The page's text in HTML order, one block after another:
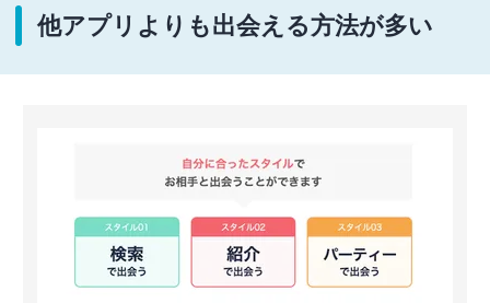
他アプリよりも出会える方法が多い